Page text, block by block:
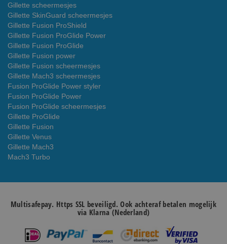
Gillette scheermesjes
Gillette SkinGuard scheermesjes
Gillette Fusion ProShield
Gillette Fusion ProGlide Power
Gillette Fusion ProGlide
Gillette Fusion power
Gillette Fusion scheermesjes
Gillette Mach3 scheermesjes
Fusion ProGlide Power styler
Fusion ProGlide Power
Fusion ProGlide scheermesjes
Gillette ProGlide
Gillette Fusion
Gillette Venus
Gillette Mach3
Mach3 Turbo
Multisafepay. Https SSL beveiligd. Ook achteraf betalen mogelijk
via Klarna (Nederland)